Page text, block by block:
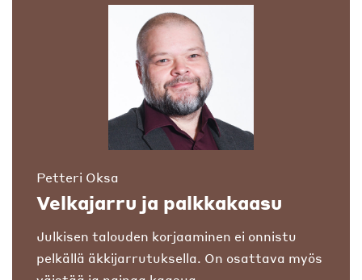
Petteri Oksa
Velkajarru ja palkkakaasu
Julkisen talouden korjaaminen ei onnistu
pelkällä äkkijarrutuksella. On osattava myös